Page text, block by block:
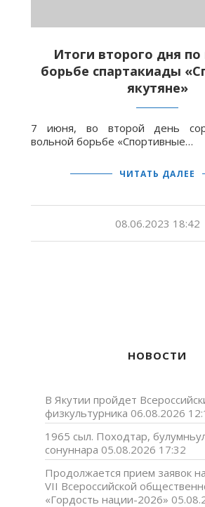
Итоги второго дня
борьбе спартакиады
якутяне»
7 июня, во второй день
вольной борьбе «Спортивные…
ЧИТАТЬ ДАЛЕЕ
08.06.2023 18:42
НОВОСТИ
В Якутии пройдет
физкультурника 06.08.2026
1965 сыл. Походтар,
сонуннара 05.08.2026 17:32
Продолжается прием заявок
VII Всероссийской
«Гордость нации-2026»